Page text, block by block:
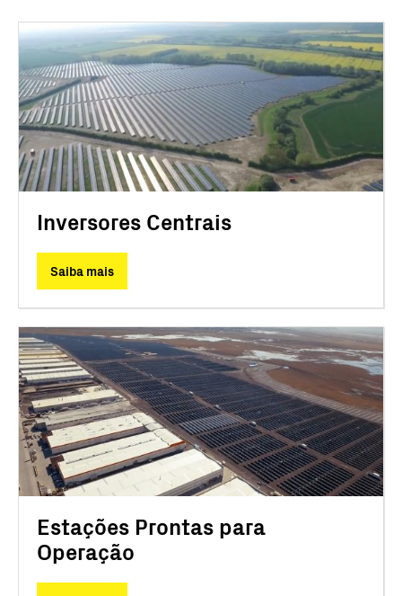
Inversores Centrais
Saiba mais
Estações Prontas para
Operação